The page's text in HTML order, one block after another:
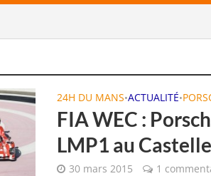
24H DU MANS•ACTUALITÉ•
FIA WEC :
LMP1 au
30 mars 2015 1